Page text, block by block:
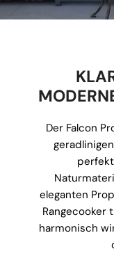
Der Falcon
eleganten
Rangecooker
harmonisch